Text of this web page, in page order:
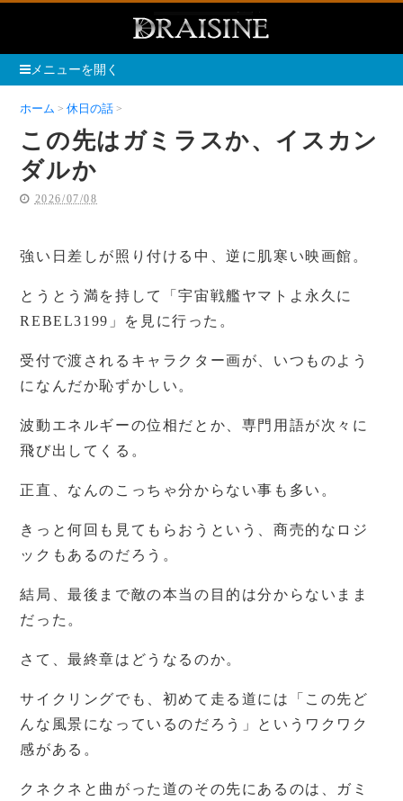
メニューを開く
ホーム 休日の話
この先はガミラスか、イスカン
ダルか
2026/07/08
強い日差しが照り付ける中、逆に肌寒い映画館。
とうとう満を持して「宇宙戦艦ヤマトよ永久に
REBEL3199」を見に行った。
受付で渡されるキャラクター画が、いつものよう
になんだか恥ずかしい。
波動エネルギーの位相だとか、専門用語が次々に
飛び出してくる。
正直、なんのこっちゃ分からない事も多い。
きっと何回も見てもらおうという、商売的なロジ
ックもあるのだろう。
結局、最後まで敵の本当の目的は分からないまま
だった。
さて、最終章はどうなるのか。
サイクリングでも、初めて走る道には「この先ど
んな風景になっているのだろう」というワクワク
感がある。
クネクネと曲がった道のその先にあるのは、ガミ